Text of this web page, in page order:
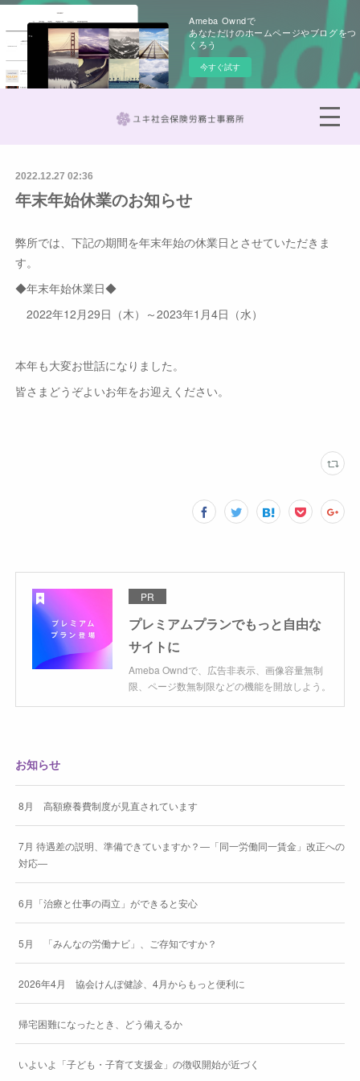
Ameba Owndで
あなただけのホームページやブログをつ
くろう
今すぐ試す
2022.12.27 02:36
年末年始休業のお知らせ
弊所では、下記の期間を年末年始の休業日とさせていただきま
す。
◆年末年始休業日◆
2022年12月29日（木）～2023年1月4日（水）
本年も大変お世話になりました。
皆さまどうぞよいお年をお迎えください。
PR
プレミアムプランでもっと自由な
サイトに
Ameba Owndで、広告非表示、画像容量無制
限、ページ数無制限などの機能を開放しよう。
お知らせ
8月 高額療養費制度が見直されています
7月 待遇差の説明、準備できていますか？―「同一労働同一賃金」改正への
対応―
6月「治療と仕事の両立」ができると安心
5月 「みんなの労働ナビ」、ご存知ですか？
2026年4月 協会けんぽ健診、4月からもっと便利に
帰宅困難になったとき、どう備えるか
いよいよ「子ども・子育て支援金」の徴収開始が近づく